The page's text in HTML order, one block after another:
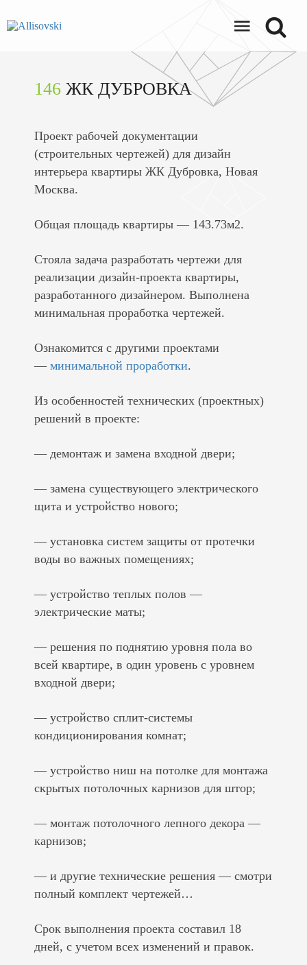
146 ЖК ДУБРОВКА
Проект рабочей документации
(строительных чертежей) для дизайн
интерьера квартиры ЖК Дубровка, Новая
Москва.
Общая площадь квартиры — 143.73м2.
Стояла задача разработать чертежи для
реализации дизайн-проекта квартиры,
разработанного дизайнером. Выполнена
минимальная проработка чертежей.
Ознакомится с другими проектами
— минимальной проработки.
Из особенностей технических (проектных)
решений в проекте:
— демонтаж и замена входной двери;
— замена существующего электрического
щита и устройство нового;
— установка систем защиты от протечки
воды во важных помещениях;
— устройство теплых полов —
электрические маты;
— решения по поднятию уровня пола во
всей квартире, в один уровень с уровнем
входной двери;
— устройство сплит-системы
кондиционирования комнат;
— устройство ниш на потолке для монтажа
скрытых потолочных карнизов для штор;
— монтаж потолочного лепного декора —
карнизов;
— и другие технические решения — смотри
полный комплект чертежей…
Срок выполнения проекта составил 18
дней, с учетом всех изменений и правок.